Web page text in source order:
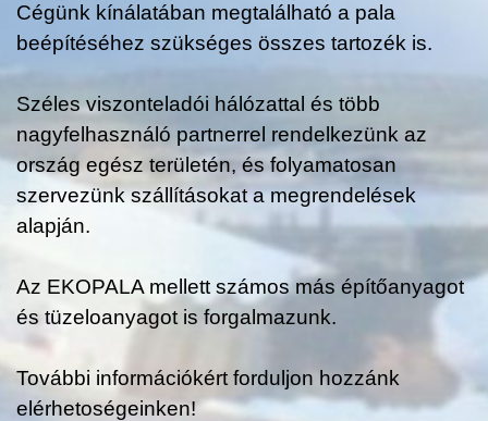
Cégünk kínálatában megtalálható a pala
beépítéséhez szükséges összes tartozék is.
Széles viszonteladói hálózattal és több
nagyfelhasználó partnerrel rendelkezünk az
ország egész területén, és folyamatosan
szervezünk szállításokat a megrendelések
alapján.
Az EKOPALA mellett számos más építőanyagot
és tüzeloanyagot is forgalmazunk.
További információkért forduljon hozzánk
elérhetoségeinken!